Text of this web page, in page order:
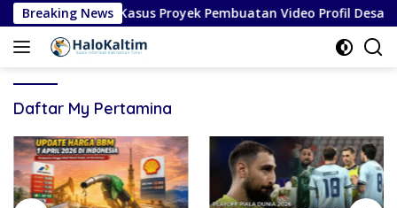
Langsung
ke
konten
Breaking News
Bebas Atas Kasus Proyek Pembuatan Video Profil Desa di
Daftar My Pertamina